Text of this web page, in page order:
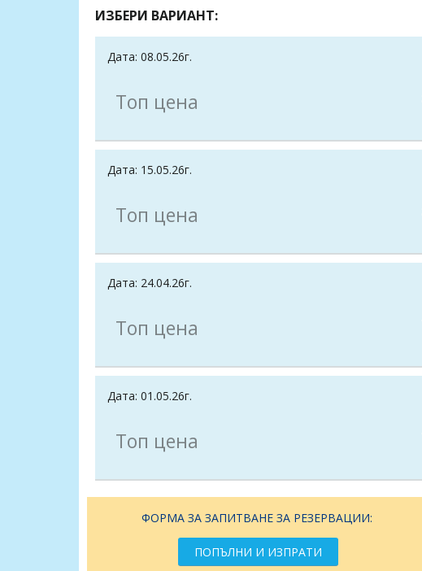
ИЗБЕРИ ВАРИАНТ:
Дата: 08.05.26г.
Топ цена
Дата: 15.05.26г.
Топ цена
Дата: 24.04.26г.
Топ цена
Дата: 01.05.26г.
Топ цена
ФОРМА ЗА ЗАПИТВАНЕ ЗА РЕЗЕРВАЦИИ:
ПОПЪЛНИ И ИЗПРАТИ